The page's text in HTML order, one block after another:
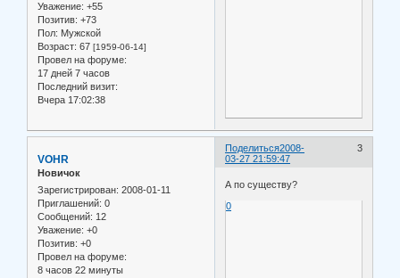
Уважение: +55
Позитив: +73
Пол: Мужской
Возраст: 67 [1959-06-14]
Провел на форуме:
17 дней 7 часов
Последний визит:
Вчера 17:02:38
Поделиться 3
2008-
03-27 21:59:47
VOHR
Новичок
Зарегистрирован: 2008-01-11
Приглашений: 0
Сообщений: 12
Уважение: +0
Позитив: +0
Провел на форуме:
8 часов 22 минуты
А по существу?
0